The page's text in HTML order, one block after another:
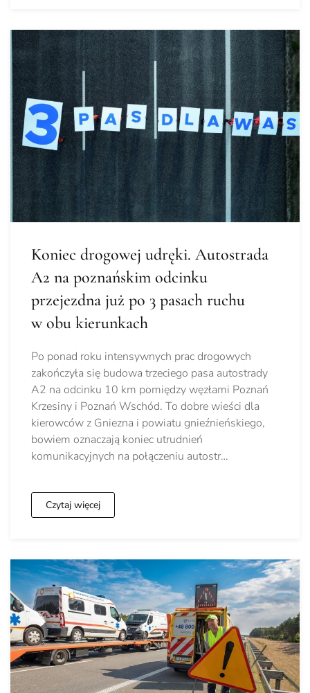
Koniec drogowej udręki. Autostrada
A2 na poznańskim odcinku
przejezdna już po 3 pasach ruchu
w obu kierunkach
Po ponad roku intensywnych prac drogowych
zakończyła się budowa trzeciego pasa autostrady
A2 na odcinku 10 km pomiędzy węzłami Poznań
Krzesiny i Poznań Wschód. To dobre wieści dla
kierowców z Gniezna i powiatu gnieźnieńskiego,
bowiem oznaczają koniec utrudnień
komunikacyjnych na połączeniu autostr…
Czytaj więcej